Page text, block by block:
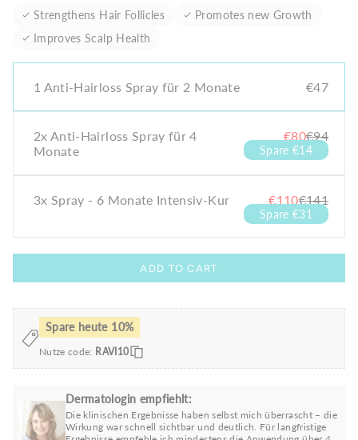
Strengthens Hair Follicles
Promotes new Growth
Improves Scalp Health
1 Anti-Hairloss Spray für 2 Monate €47
2x Anti-Hairloss Spray für 4
Monate
€80€94
Spare €14
3x Spray - 6 Monate Intensiv-Kur €110€141
Spare €31
ADD TO CART
Spare heute 10%
Nutze code: RAVI10
Dermatologin empfiehlt:
Die klinischen Ergebnisse haben selbst mich überrascht – die
Wirkung war schnell sichtbar und deutlich. Für langfristige